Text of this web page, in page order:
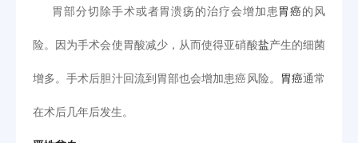
胃部分切除手术或者胃溃疡的治疗会增加患胃癌的风
险。因为手术会使胃酸减少，从而使得亚硝酸盐产生的细菌
增多。手术后胆汁回流到胃部也会增加患癌风险。 胃癌通常
在术后几年后发生。